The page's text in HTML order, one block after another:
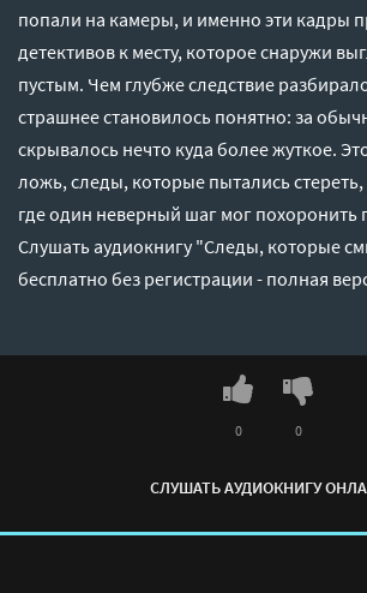
попали на камеры, и именно эти кадры
детективов к месту, которое снаружи
пустым. Чем глубже следствие
страшнее становилось понятно: за
скрывалось нечто куда более жуткое.
ложь, следы, которые пытались
где один неверный шаг мог похоронить
Слушать аудиокнигу "Следы, которые
бесплатно без регистрации - полная
СЛУШАТЬ АУДИОКНИГУ
0 0